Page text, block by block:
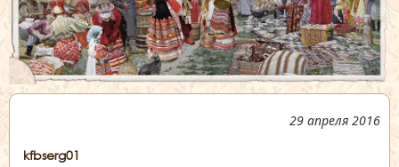
29 апреля 2016
kfbserg01